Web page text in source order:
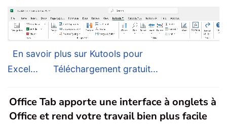
En savoir plus sur Kutools pour
Excel...
Téléchargement gratuit...
Office Tab apporte une interface à onglets à
Office et rend votre travail bien plus facile